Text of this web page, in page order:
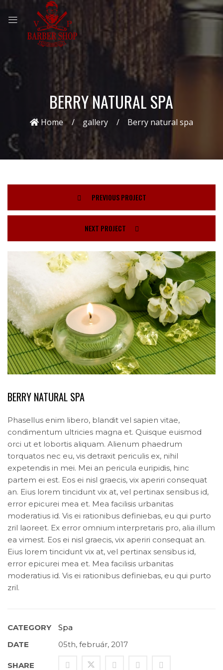
BERRY NATURAL SPA
Home gallery Berry natural spa
PREVIOUS PROJECT
NEXT PROJECT
BERRY NATURAL SPA
Phasellus enim libero, blandit vel sapien vitae,
condimentum ultricies magna et. Quisque euismod
orci ut et lobortis aliquam. Alienum phaedrum
torquatos nec eu, vis detraxit periculis ex, nihil
expetendis in mei. Mei an pericula euripidis, hinc
partem ei est. Eos ei nisl graecis, vix aperiri consequat
an. Eius lorem tincidunt vix at, vel pertinax sensibus id,
error epicurei mea et. Mea facilisis urbanitas
moderatius id. Vis ei rationibus definiebas, eu qui purto
zril laoreet. Ex error omnium interpretaris pro, alia illum
ea vimest. Eos ei nisl graecis, vix aperiri consequat an.
Eius lorem tincidunt vix at, vel pertinax sensibus id,
error epicurei mea et. Mea facilisis urbanitas
moderatius id. Vis ei rationibus definiebas, eu qui purto
zril.
CATEGORY
Spa
DATE
05th, február, 2017
SHARE